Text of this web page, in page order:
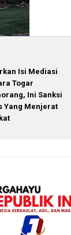
Isi Mediasi
Togar
Ini Sanksi
Yang Menjerat